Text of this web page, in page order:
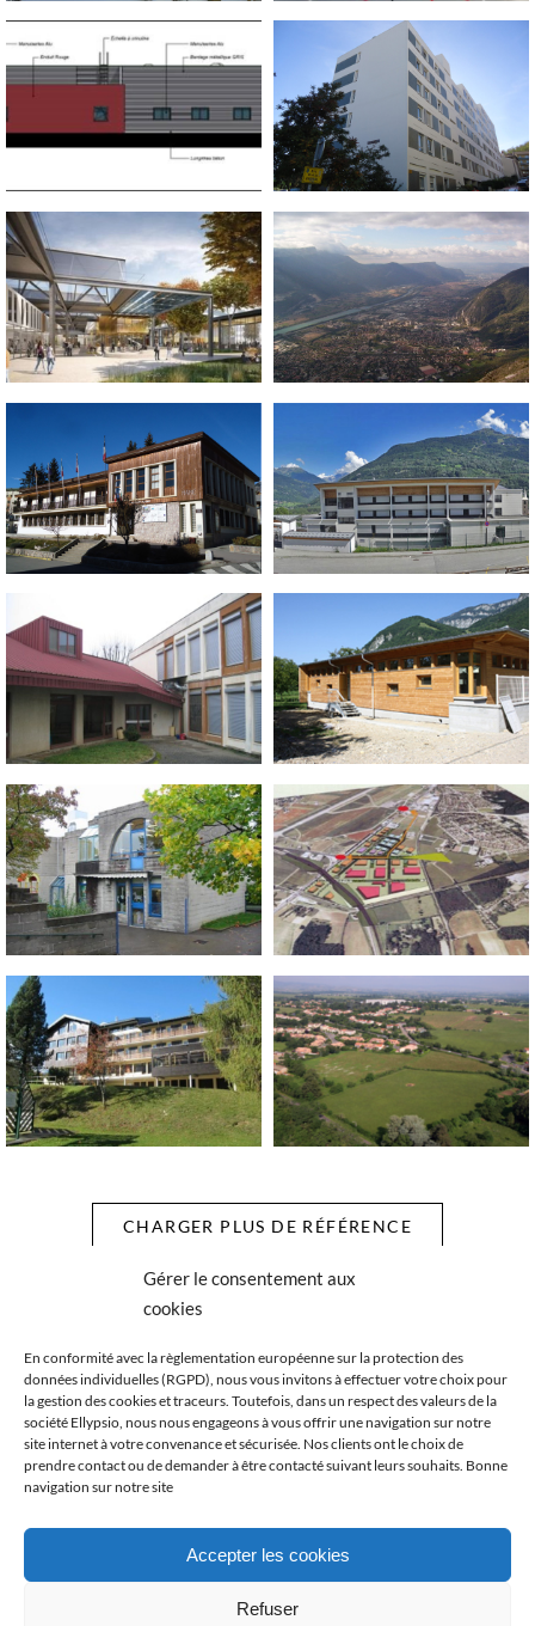
Gérer le consentement aux
cookies
En conformité avec la règlementation européenne sur la protection des
données individuelles (RGPD), nous vous invitons à effectuer votre choix pour
la gestion des cookies et traceurs. Toutefois, dans un respect des valeurs de la
société Ellypsio, nous nous engageons à vous offrir une navigation sur notre
site internet à votre convenance et sécurisée. Nos clients ont le choix de
prendre contact ou de demander à être contacté suivant leurs souhaits. Bonne
navigation sur notre site
Accepter les cookies
Refuser
CHARGER PLUS DE RÉFÉRENCE
Vous souhaitez bénéficier de notre
expertise